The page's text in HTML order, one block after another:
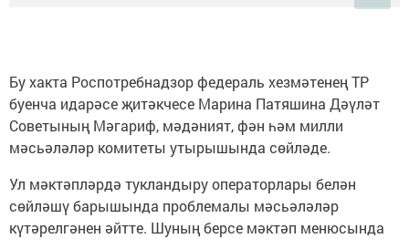
Бу хакта Роспотребнадзор федераль хезмәтенең ТР
буенча идарәсе җитәкчесе Марина Патяшина Дәүләт
Советының Мәгариф, мәдәният, фән һәм милли
мәсьәләләр комитеты утырышында сөйләде.
Ул мәктәпләрдә тукландыру операторлары белән
сөйләшү барышында проблемалы мәсьәләләр
күтәрелгәнен әйтте. Шуның берсе мәктәп менюсында